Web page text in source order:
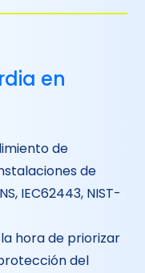
en
de
de
IEC62443, NIST-
hora de priorizar
del